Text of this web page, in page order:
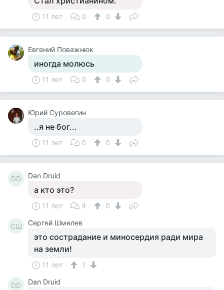
11 лет 0 0
Евгений Поважнюк
иногда молюсь
11 лет 0 0
Юрий Суровегин
..я не бог...
11 лет 0 0
DD Dan Druid
а кто это?
11 лет 4 0
СШ Сергей Шмелев
это сострадание и миносердия ради мира
на земли!
11 лет 1
DD Dan Druid